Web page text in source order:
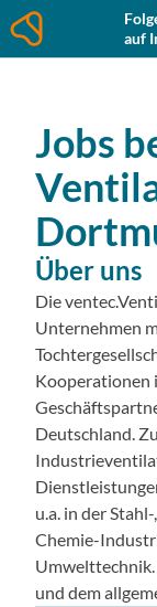
auf
Jobs
Über uns
Die
Unternehmen
Kooperationen
Deutschland.
u.a. in der
Chemie-
und dem